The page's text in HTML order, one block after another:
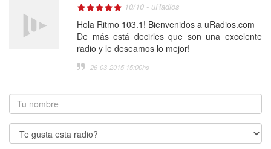
10/10 - uRadios
Hola Ritmo 103.1! Bienvenidos a uRadios.com
De más está decirles que son una excelente
radio y le deseamos lo mejor!
26-03-2015 15:00hs